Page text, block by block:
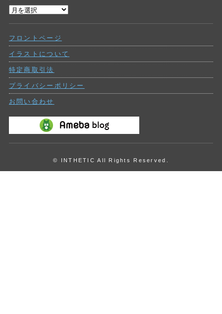
リ
ー
過
投
稿
フロントページ
イラストについて
特定商取引法
プライバシーポリシー
お問い合わせ
© INTHETIC All Rights Reserved.